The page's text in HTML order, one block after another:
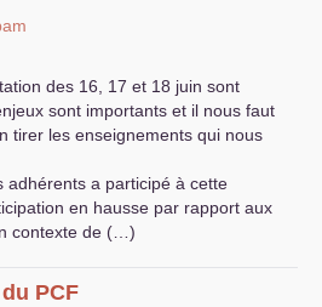
des 16, 17 et 18 juin sont
sont importants et il nous faut
tirer les enseignements qui nous
adhérents a participé à cette
en hausse par rapport aux
contexte de (…)
PCF